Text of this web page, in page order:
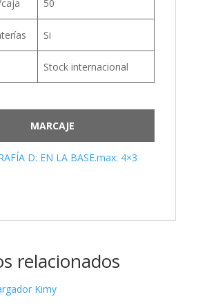
50
Si
Stock internacional
MARCAJE
D: EN LA BASE.max: 4×3
relacionados